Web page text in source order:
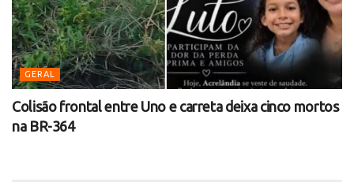
GERAL
Colisão frontal entre Uno e carreta deixa cinco mortos
na BR-364